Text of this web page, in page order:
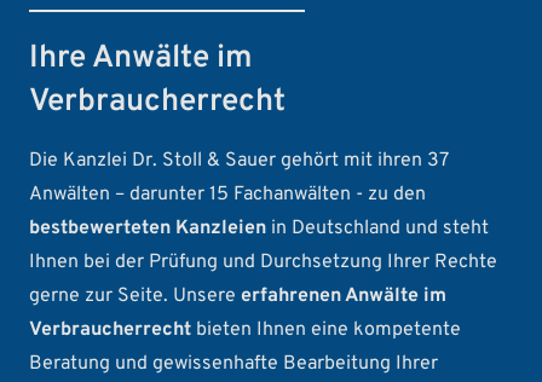
Ihre Anwälte im
Verbraucherrecht
Die Kanzlei Dr. Stoll & Sauer gehört mit ihren 37
Anwälten – darunter 15 Fachanwälten - zu den
bestbewerteten Kanzleien in Deutschland und steht
Ihnen bei der Prüfung und Durchsetzung Ihrer Rechte
gerne zur Seite. Unsereerfahrenen Anwälte im
Verbraucherrecht bieten Ihnen eine kompetente
Beratung und gewissenhafte Bearbeitung Ihrer